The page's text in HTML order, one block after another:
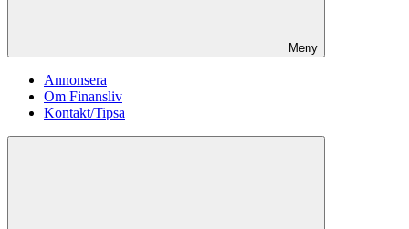
Meny
Annonsera
Om Finansliv
Kontakt/Tipsa